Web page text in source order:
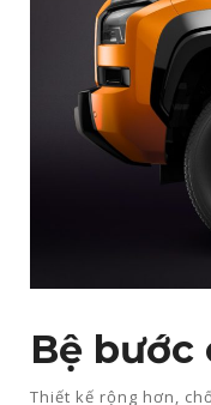
Bệ bước
Thiết kế rộng hơn,